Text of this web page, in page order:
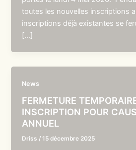
toutes les nouvelles inscriptions
inscriptions déjà existantes se
[…]
News
FERMETURE
INSCRIPTION POUR
ANNUEL
Driss /15 décembre 2025